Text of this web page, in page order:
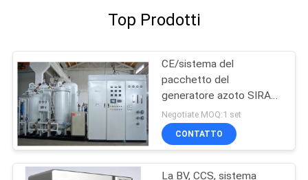
Top Prodotti
CE/sistema del
pacchetto del
generatore azoto SIRA
Oil Gas/di iso PSA
Negotiate MOQ:1 set
CONTATTO
La BV, CCS, sistema